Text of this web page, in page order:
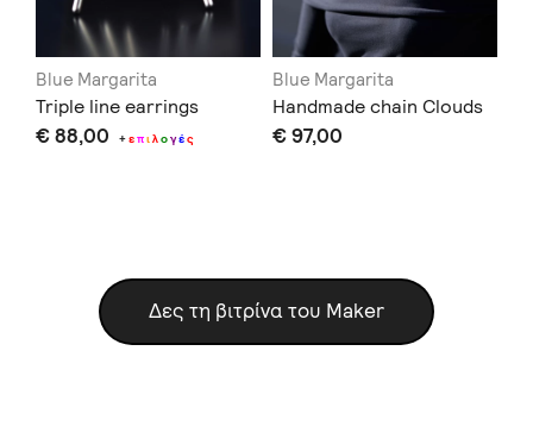
Blue Margarita
Triple line earrings
€ 88,00 +επιλογές
Blue Margarita
Handmade chain Clouds
€ 97,00
Δες τη βιτρίνα του Maker